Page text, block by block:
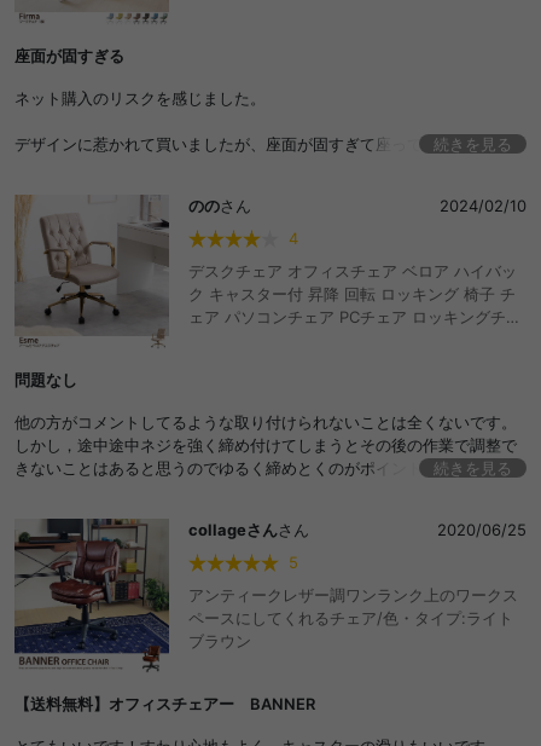
座面が固すぎる
ネット購入のリスクを感じました。
デザインに惹かれて買いましたが、座面が固すぎて座ってられませんで
残念ですがジモティで他の方に譲ります。
痩せ型でお尻の肉があまりない方にはおすすめできません。
続きを見る
ののさん
2024/02/10
4
デスクチェア オフィスチェア ベロア ハイバッ
ク キャスター付 昇降 回転 ロッキング 椅子 チ
ェア パソコンチェア PCチェア ロッキングチェ
問題なし
他の方がコメントしてるような取り付けられないことは全くないです。
しかし，途中途中ネジを強く締め付けてしまうとその後の作業で調整で
きないことはあると思うのでゆるく締めとくのがポイントです！デザイ
続きを見る
collageさんさん
2020/06/25
5
アンティークレザー調ワンランク上のワークス
ペースにしてくれるチェア/色・タイプ:ライト
ブラウン
【送料無料】オフィスチェアー BANNER